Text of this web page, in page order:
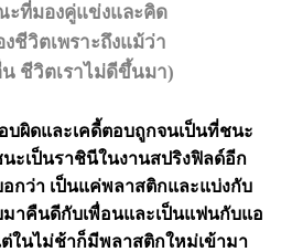
ะที่มองคู่แข่งและคิด
ชีวิตเพราะถึงแม้ว่า
น ชีวิตเราไม่ดีขึ้นมา)
ผิดและเคดี้ตอบถูกจนเป็นที่ชนะ
นะเป็นราชินีในงานสปริงฟิลด์อีก
กว่า เป็นแค่พลาสติกและแบ่งกับ
าคืนดีกับเพื่อนและเป็นแฟนกับแอ
ในไม่ช้าก็มีพลาสติกใหม่เข้ามา